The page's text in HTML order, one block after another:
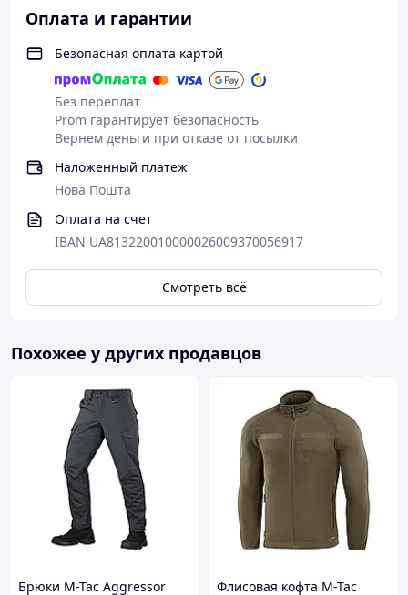
Летняя тактическая курткаLava — лёгкая, дышащая,
водозащитная 🇺🇦
Артикул:00466
Размеры: S–3XL
Цвет:Multicam
Летняя куртка Lava
функциональная и ультралёгкая модель для
активного использования в тёплый сезон.
Отличный выбор для тактических задач,
туризма, походов, велопрогулок и
повседневной носки.
Оплата и гарантии
Безопасная оплата картой
Без переплат
Prom гарантирует безопасность
Вернем деньги при отказе от посылки
Наложенный платеж
Нова Пошта
Оплата на счет
IBAN UA813220010000026009370056917
Смотреть всё
Похожее у других продавцов
Брюки M-Tac Aggressor Флисовая кофта M-Tac